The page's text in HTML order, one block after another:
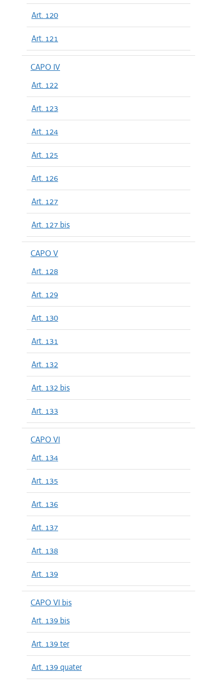
Art. 120
Art. 121
CAPO IV
Art. 122
Art. 123
Art. 124
Art. 125
Art. 126
Art. 127
Art. 127 bis
CAPO V
Art. 128
Art. 129
Art. 130
Art. 131
Art. 132
Art. 132 bis
Art. 133
CAPO VI
Art. 134
Art. 135
Art. 136
Art. 137
Art. 138
Art. 139
CAPO VI bis
Art. 139 bis
Art. 139 ter
Art. 139 quater